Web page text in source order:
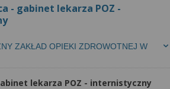
- gabinet lekarza POZ -
ZAKŁAD OPIEKI ZDROWOTNEJ W
lekarza POZ - internistyczny